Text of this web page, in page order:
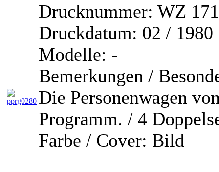
Drucknummer: WZ
Druckdatum: 02 / 1980
Modelle: -
Bemerkungen /
Die Personenwagen
Programm. / 4
Farbe / Cover: Bild